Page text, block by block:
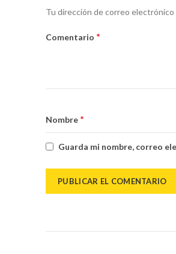
Tu dirección de correo electrónico
Comentario *
Nombre *
Guarda mi nombre, correo